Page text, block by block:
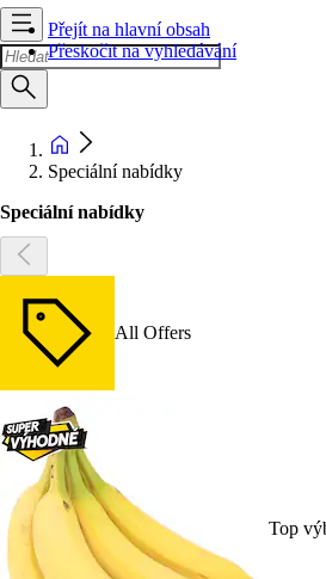
Přejít na hlavní obsah
Přeskočit na vyhledávání
Speciální nabídky
Speciální nabídky
All Offers
Top